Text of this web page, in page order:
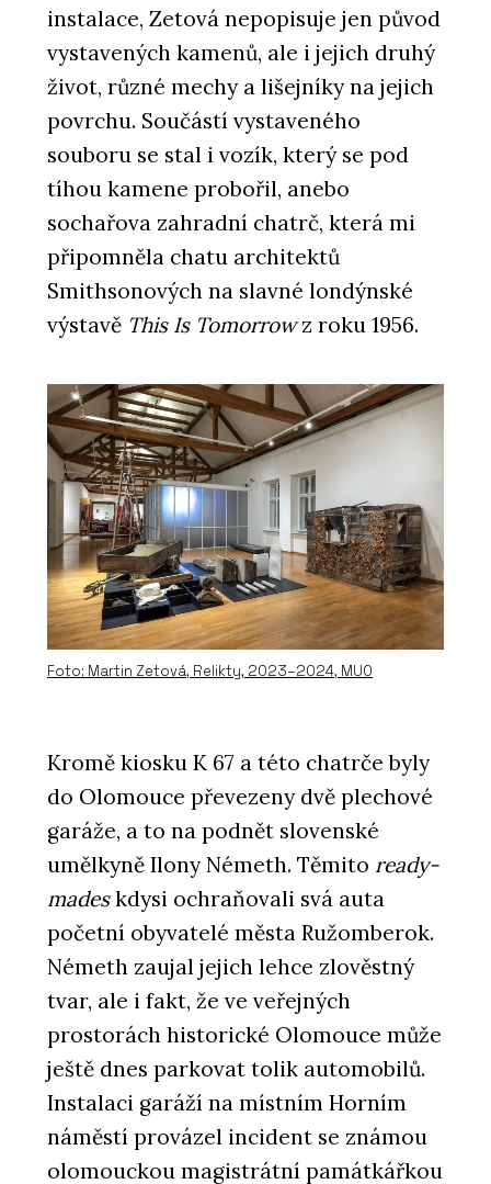
instalace, Zetová nepopisuje jen původ
vystavených kamenů, ale i jejich druhý
život, různé mechy a lišejníky na jejich
povrchu. Součástí vystaveného
souboru se stal i vozík, který se pod
tíhou kamene probořil, anebo
sochařova zahradní chatrč, která mi
připomněla chatu architektů
Smithsonových na slavné londýnské
výstavě This Is Tomorrowz roku 1956.
Foto: Martin Zetová, Relikty, 2023–2024, MUO
Kromě kiosku K 67 a této chatrče byly
do Olomouce převezeny dvě plechové
garáže, a to na podnět slovenské
umělkyně Ilony Németh. Těmito ready-
madeskdysi ochraňovali svá auta
početní obyvatelé města Ružomberok.
Németh zaujal jejich lehce zlověstný
tvar, ale i fakt, že ve veřejných
prostorách historické Olomouce může
ještě dnes parkovat tolik automobilů.
Instalaci garáží na místním Horním
náměstí provázel incident se známou
olomouckou magistrátní památkářkou